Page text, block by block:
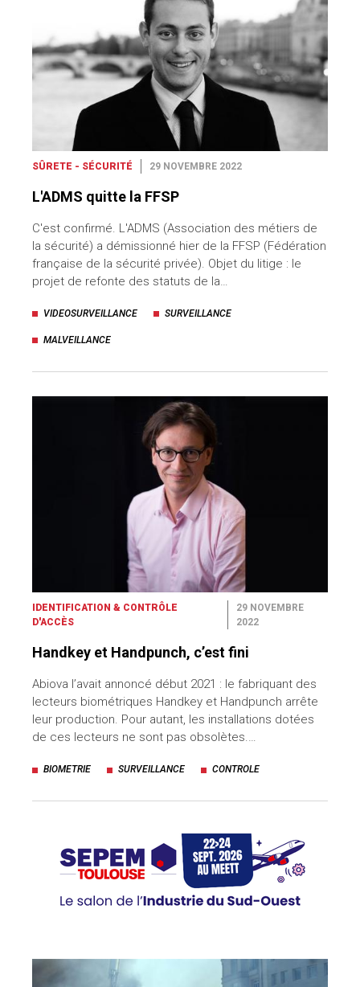
SÛRETE - SÉCURITÉ 29 NOVEMBRE 2022
L'ADMS quitte la FFSP
C'est confirmé. L'ADMS (Association des métiers de
la sécurité) a démissionné hier de la FFSP (Fédération
française de la sécurité privée). Objet du litige : le
projet de refonte des statuts de la…
VIDEOSURVEILLANCE SURVEILLANCE
MALVEILLANCE
IDENTIFICATION & CONTRÔLE
D'ACCÈS
29 NOVEMBRE
2022
Handkey et Handpunch, c’est fini
Abiova l’avait annoncé début 2021 : le fabriquant des
lecteurs biométriques Handkey et Handpunch arrête
leur production. Pour autant, les installations dotées
de ces lecteurs ne sont pas obsolètes.…
BIOMETRIE SURVEILLANCE CONTROLE